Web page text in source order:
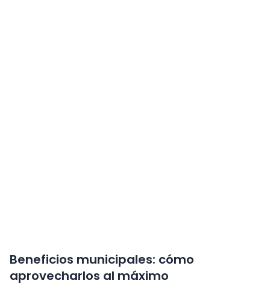
Beneficios municipales: cómo
aprovecharlos al máximo